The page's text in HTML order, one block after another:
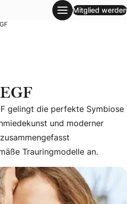
Mitglied werden
gelingt die perfekte
gelingt die perfekte Symbiose
und moderner
Trauringmodelle an.